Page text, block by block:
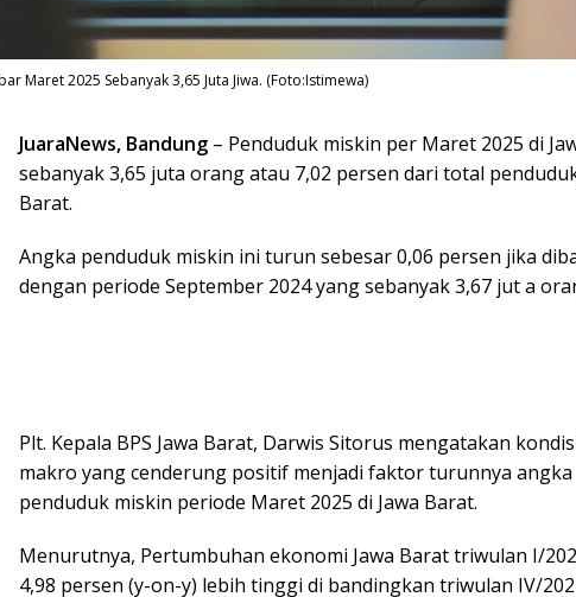
Maret 2025 Sebanyak 3,65 Juta Jiwa. (Foto:Istimewa)
JuaraNews, Bandung – Penduduk miskin per Maret 2025 di
sebanyak 3,65 juta orang atau 7,02 persen dari total
Barat.
Angka penduduk miskin ini turun sebesar 0,06 persen jika
dengan periode September 2024 yang sebanyak 3,67 jut a
Plt. Kepala BPS Jawa Barat, Darwis Sitorus mengatakan
makro yang cenderung positif menjadi faktor turunnya angka
penduduk miskin periode Maret 2025 di Jawa Barat.
Menurutnya, Pertumbuhan ekonomi Jawa Barat triwulan I/
4,98 persen (y-on-y) lebih tinggi di bandingkan triwulan IV/